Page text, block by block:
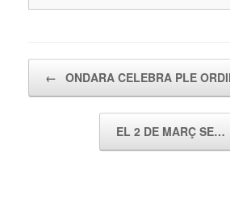
← ONDARA CELEBRA PLE
EL 2 DE MARÇ SE…